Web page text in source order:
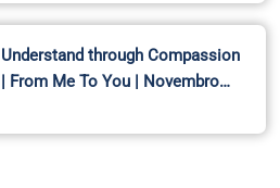
Understand through Compassion
| From Me To You | Novembro…